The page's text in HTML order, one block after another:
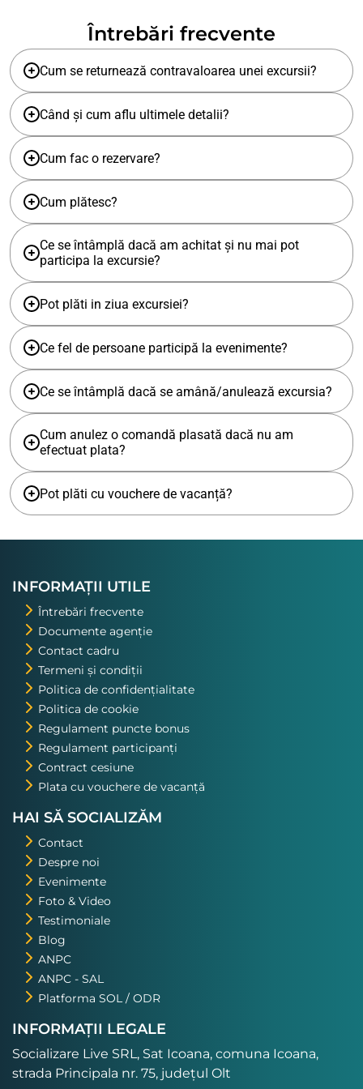
Întrebări frecvente
Cum se returnează contravaloarea unei excursii?
Când și cum aflu ultimele detalii?
Cum fac o rezervare?
Cum plătesc?
Ce se întâmplă dacă am achitat și nu mai pot
participa la excursie?
Pot plăti in ziua excursiei?
Ce fel de persoane participă la evenimente?
Ce se întâmplă dacă se amână/anulează excursia?
Cum anulez o comandă plasată dacă nu am
efectuat plata?
Pot plăti cu vouchere de vacanță?
INFORMAȚII UTILE
Întrebări frecvente
Documente agenție
Contact cadru
Termeni și condiții
Politica de confidențialitate
Politica de cookie
Regulament puncte bonus
Regulament participanți
Contract cesiune
Plata cu vouchere de vacanță
HAI SĂ SOCIALIZĂM
Contact
Despre noi
Evenimente
Foto & Video
Testimoniale
Blog
ANPC
ANPC - SAL
Platforma SOL / ODR
INFORMAȚII LEGALE
Socializare Live SRL, Sat Icoana, comuna Icoana,
strada Principala nr. 75, județul Olt